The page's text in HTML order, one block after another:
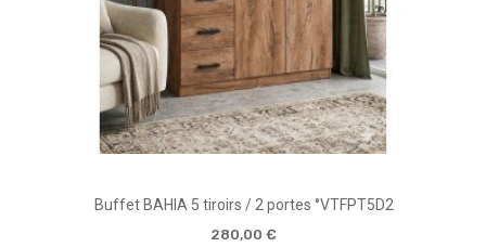
Buffet BAHIA 5 tiroirs / 2 portes °VTFPT5D2
280,00 €